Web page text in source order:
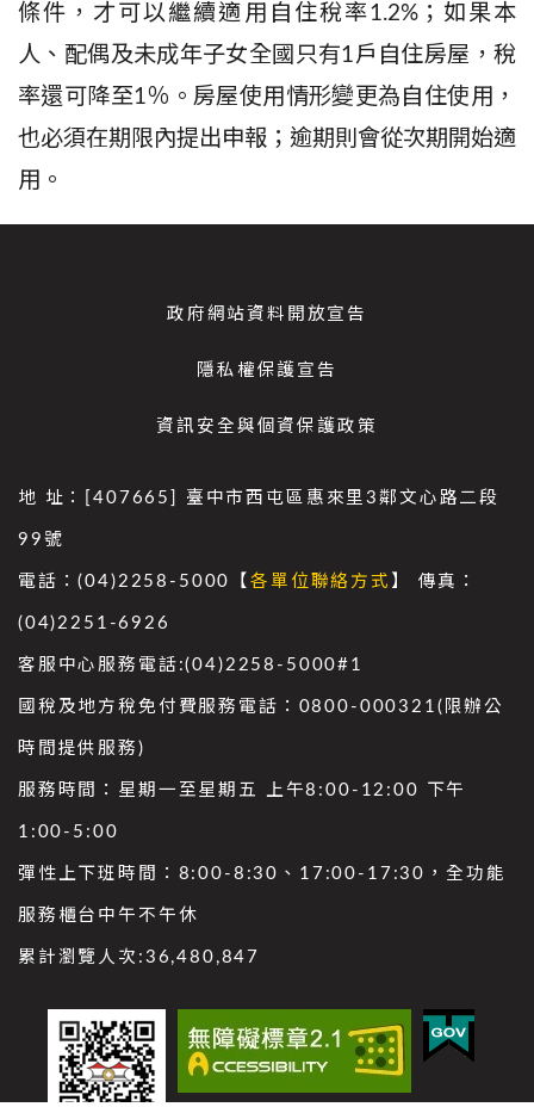
條件，才可以繼續適用自住稅率1.2%；如果本
人、配偶及未成年子女全國只有1 戶自住房屋，稅
率還可降至1％。房屋使用情形變更為自住使用，
也必須在期限內提出申報；逾期則會從次期開始適
用。
政府網站資料開放宣告
隱私權保護宣告
資訊安全與個資保護政策
地 址：[407665] 臺中市西屯區惠來里3鄰文心路二段
99號
電話：(04)2258-5000【各單位聯絡方式 】 傳真：
(04)2251-6926
客服中心服務電話:(04)2258-5000#1
國稅及地方稅免付費服務電話：0800-000321(限辦公
時間提供服務)
服務時間：星期一至星期五 上午8:00-12:00 下午
1:00-5:00
彈性上下班時間：8:00-8:30、17:00-17:30，全功能
服務櫃台中午不午休
累計瀏覽人次: 36,480,847